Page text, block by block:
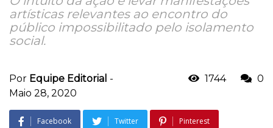
artísticas relevantes ao encontro do
público impossibilitado pelo isolamento
social.
Por Equipe Editorial -
Maio 28, 2020
1744 0
Facebook Twitter Pinterest